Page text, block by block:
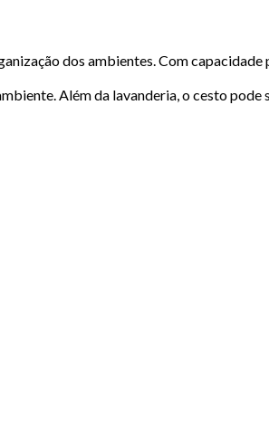
dos ambientes. Com
Além da lavanderia, o cesto